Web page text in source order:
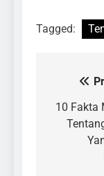
Tagged:
pos
10 Fakta